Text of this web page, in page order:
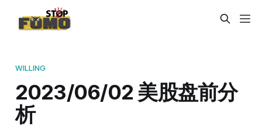
WILLING
2023/06/02 美股盘前分
析